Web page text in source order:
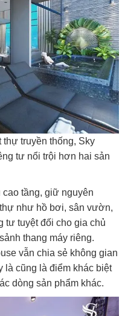
thự truyền thống, Sky
tư nổi trội hơn hai sản
tầng, giữ nguyên
như hồ bơi, sân vườn,
tư tuyệt đối cho gia chủ
thang máy riêng.
vẫn chia sẻ không gian
là cũng là điểm khác biệt
dòng sản phẩm khác.